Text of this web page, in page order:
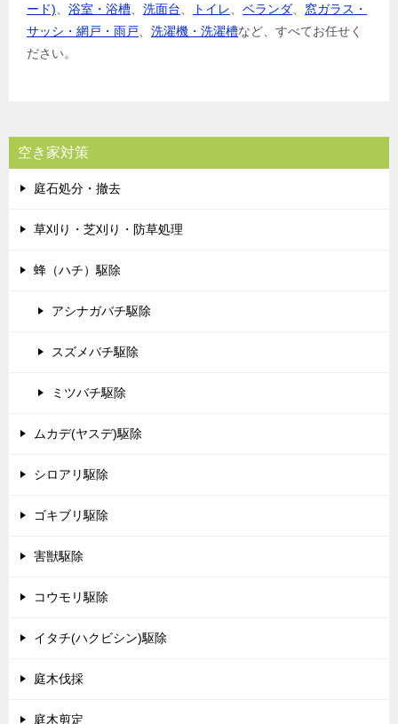
ード)
浴室・浴槽 洗面台 トイレ ベランダ
窓ガラス・
サッシ・網戸・雨戸
洗濯機・洗濯槽など、すべてお任せく
ださい。
空き家対策
庭石処分・撤去
草刈り・芝刈り・防草処理
蜂（ハチ）駆除
アシナガバチ駆除
スズメバチ駆除
ミツバチ駆除
ムカデ(ヤスデ)駆除
シロアリ駆除
ゴキブリ駆除
害獣駆除
コウモリ駆除
イタチ(ハクビシン)駆除
庭木伐採
庭木剪定